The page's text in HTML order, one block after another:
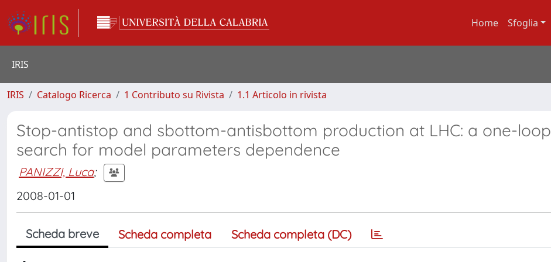
Home Sfoglia
IRIS
IRIS Catalogo Ricerca 1 Contributo su Rivista 1.1 Articolo in rivista
Stop-antistop and sbottom-antisbottom production at LHC: a one-loop
search for model parameters dependence
PANIZZI, Luca;
2008-01-01
Scheda breve Scheda completa Scheda completa (DC)